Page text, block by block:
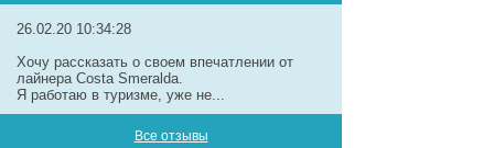
26.02.20 10:34:28
Хочу рассказать о своем впечатлении от
лайнера Costa Smeralda.
Я работаю в туризме, уже не...
Все отзывы